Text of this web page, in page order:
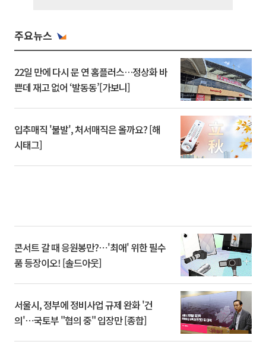
주요뉴스
22일 만에 다시 문 연 홈플러스…정상화 바
쁜데 재고 없어 ‘발동동’[가보니]
입추매직 '불발', 처서매직은 올까요? [해
시태그]
콘서트 갈 때 응원봉만?⋯'최애' 위한 필수
품 등장이오! [솔드아웃]
서울시, 정부에 정비사업 규제 완화 '건
의'⋯국토부 "협의 중" 입장만 [종합]